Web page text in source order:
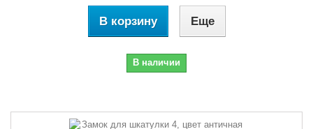
В корзину Еще
В наличии